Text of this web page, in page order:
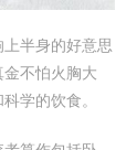
半身的好意思
不怕火胸大
学的饮食。